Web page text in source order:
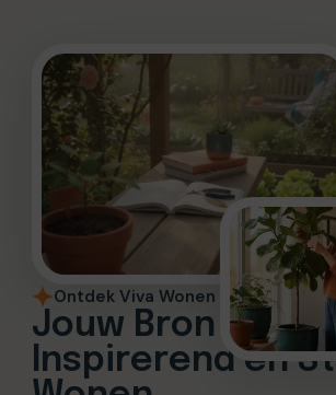
Ontdek Viva Wonen
Jouw Bron voor
Inspirerend en